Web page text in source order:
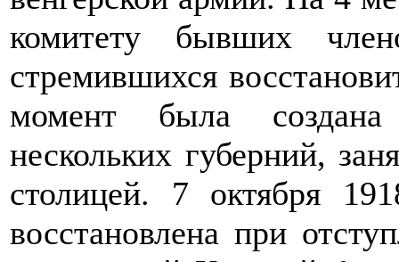
комитету бывших
стремившихся
момент была создана
нескольких губерний,
столицей. 7 октября
восстановлена при